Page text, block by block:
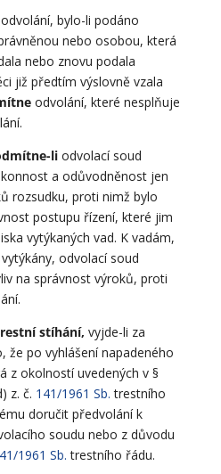
bylo-li podáno
nebo osobou, která
nebo znovu podala
již předtím výslovně vzala
odvolání, které nesplňuje
liodvolací soud
a odůvodněnost jen
rozsudku, proti nimž bylo
postupu řízení, které jim
vytýkaných vad. K vadám,
odvolací soud
na správnost výroků, proti
stíhání, vyjde-li za
že po vyhlášení napadeného
z okolností uvedených v §
z. č. 141/1961 Sb. trestního
doručit předvolání k
soudu nebo z důvodu
1961 Sb. trestního řádu.